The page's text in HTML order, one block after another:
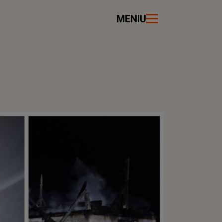
MENIU